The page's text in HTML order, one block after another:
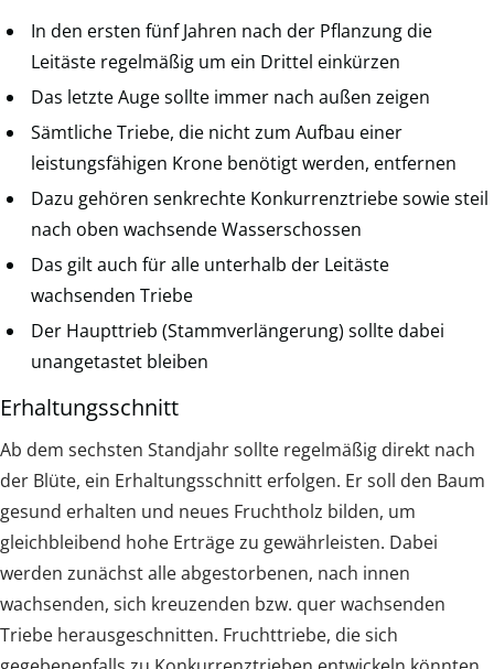
In den ersten fünf Jahren nach der Pflanzung die
Leitäste regelmäßig um ein Drittel einkürzen
Das letzte Auge sollte immer nach außen zeigen
Sämtliche Triebe, die nicht zum Aufbau einer
leistungsfähigen Krone benötigt werden, entfernen
Dazu gehören senkrechte Konkurrenztriebe sowie steil
nach oben wachsende Wasserschossen
Das gilt auch für alle unterhalb der Leitäste
wachsenden Triebe
Der Haupttrieb (Stammverlängerung) sollte dabei
unangetastet bleiben
Erhaltungsschnitt
Ab dem sechsten Standjahr sollte regelmäßig direkt nach
der Blüte, ein Erhaltungsschnitt erfolgen. Er soll den Baum
gesund erhalten und neues Fruchtholz bilden, um
gleichbleibend hohe Erträge zu gewährleisten. Dabei
werden zunächst alle abgestorbenen, nach innen
wachsenden, sich kreuzenden bzw. quer wachsenden
Triebe herausgeschnitten. Fruchttriebe, die sich